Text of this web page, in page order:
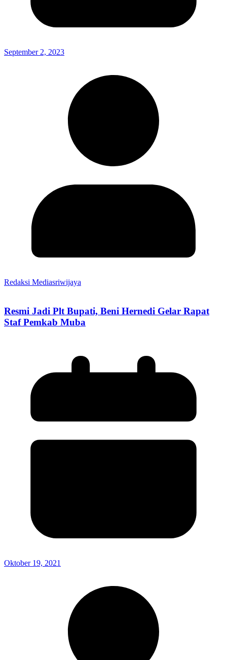
September 2, 2023
Redaksi Mediasriwijaya
Resmi Jadi Plt Bupati, Beni Hernedi Gelar Rapat
Staf Pemkab Muba
Oktober 19, 2021